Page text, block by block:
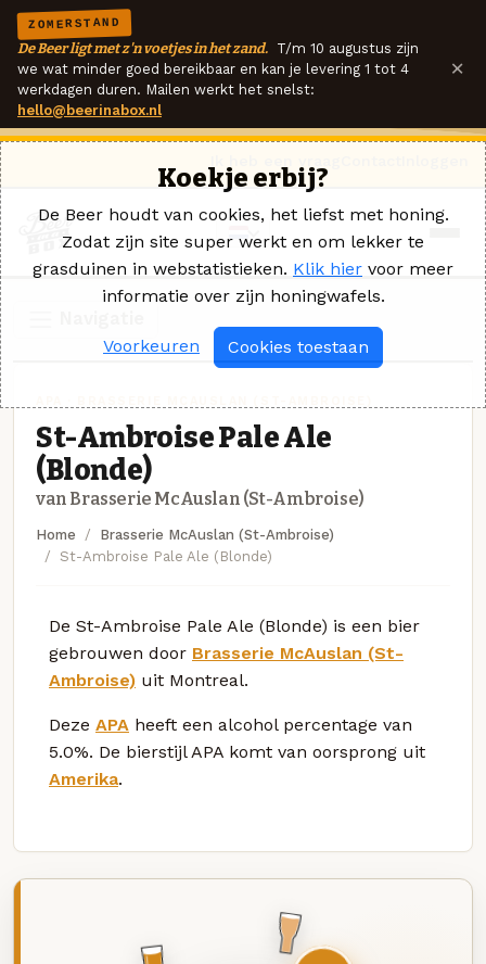
ZOMERSTAND
De Beer ligt met z'n voetjes in het zand. T/m 10 augustus zijn
we wat minder goed bereikbaar en kan je levering 1 tot 4
werkdagen duren. Mailen werkt het snelst:
hello@beerinabox.nl
×
St-Ambroise Pale Ale
(Blonde)
van Brasserie McAuslan (St-Ambroise)
Home
Brasserie McAuslan (St-Ambroise)
St-Ambroise Pale Ale (Blonde)
De St-Ambroise Pale Ale (Blonde) is een bier
gebrouwen door Brasserie McAuslan (St-
Ambroise) uit Montreal.
Deze APA heeft een alcohol percentage van
5.0%. De bierstijl APA komt van oorsprong uit
Amerika.
Koekje erbij?
De Beer houdt van cookies, het liefst met honing.
Zodat zijn site super werkt en om lekker te
grasduinen in webstatistieken. Klik hier voor meer
informatie over zijn honingwafels.
Voorkeuren Cookies toestaan